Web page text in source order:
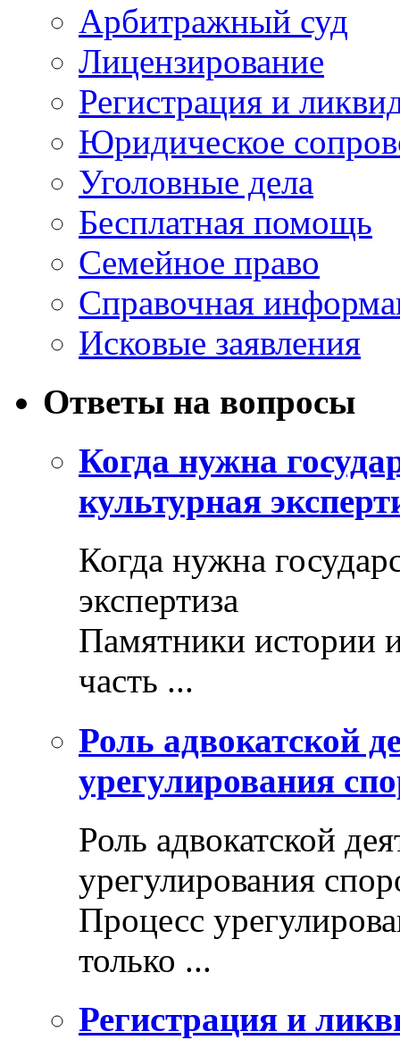
Арбитражный суд
Лицензирование
Регистрация и
Юридическое
Уголовные дела
Бесплатная помощь
Семейное право
Справочная
Исковые заявления
Ответы на вопросы
Когда нужна
культурная
Когда нужна
экспертиза
Памятники истории
часть ...
Роль адвокатской
урегулирования
Роль адвокатской
урегулирования
Процесс
только ...
Регистрация и